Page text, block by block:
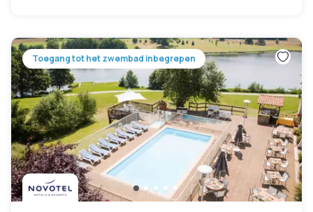
Toegang tot het zwembad inbegrepen